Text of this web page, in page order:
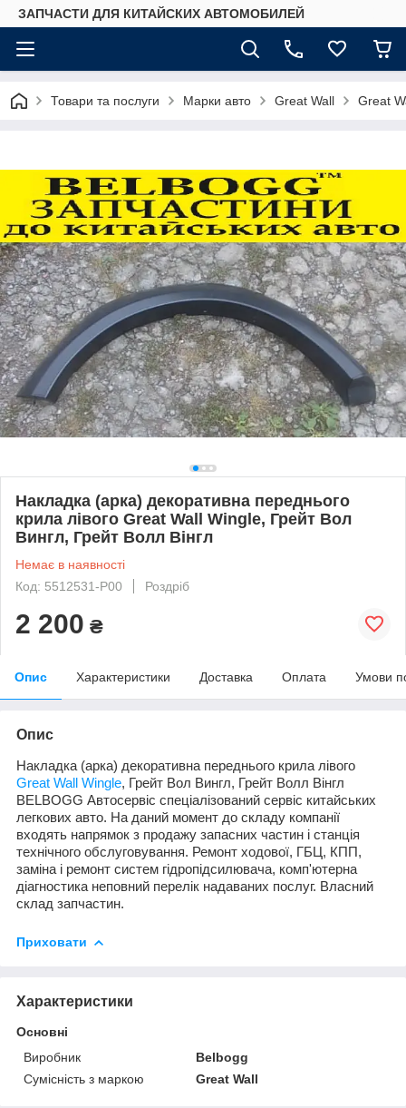
ЗАПЧАСТИ ДЛЯ КИТАЙСКИХ АВТОМОБИЛЕЙ
Товари та послуги Марки авто Great Wall Great
Накладка (арка) декоративна переднього
крила лівого Great Wall Wingle, Грейт Вол
Вингл, Грейт Волл Вінгл
Немає в наявності
Код: 5512531-P00
Роздріб
2 200 ₴
Опис Характеристики Доставка Оплата Умови
Опис
Накладка (арка) декоративна переднього крила лівого
Great Wall Wingle, Грейт Вол Вингл, Грейт Волл Вінгл
BELBOGG Автосервіс спеціалізований сервіс китайських
легкових авто. На даний момент до складу компанії
входять напрямок з продажу запасних частин і станція
технічного обслуговування. Ремонт ходової, ГБЦ, КПП,
заміна і ремонт систем гідропідсилювача, комп'ютерна
діагностика неповний перелік надаваних послуг. Власний
склад запчастин.
Приховати
Характеристики
Основні
Виробник
Belbogg
Сумісність з маркою
Great Wall